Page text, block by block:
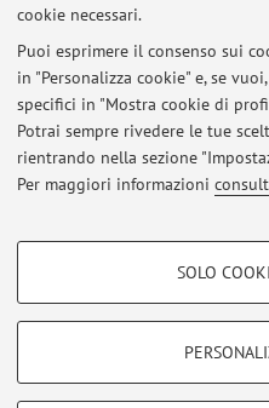
cookie necessari.
Puoi esprimere il consenso sui
in "Personalizza cookie" e, se
specifici in "Mostra cookie di
Potrai sempre rivedere le tue
rientrando nella sezione
Per maggiori informazioni
COOKIE DI PROFILAZIONE -
SOLO
Al momento non
Area riservata
Accedi tramiteloginper gestire